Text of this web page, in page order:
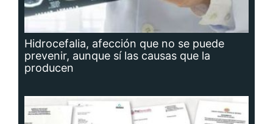
Hidrocefalia, afección que no se puede
prevenir, aunque sí las causas que la
producen